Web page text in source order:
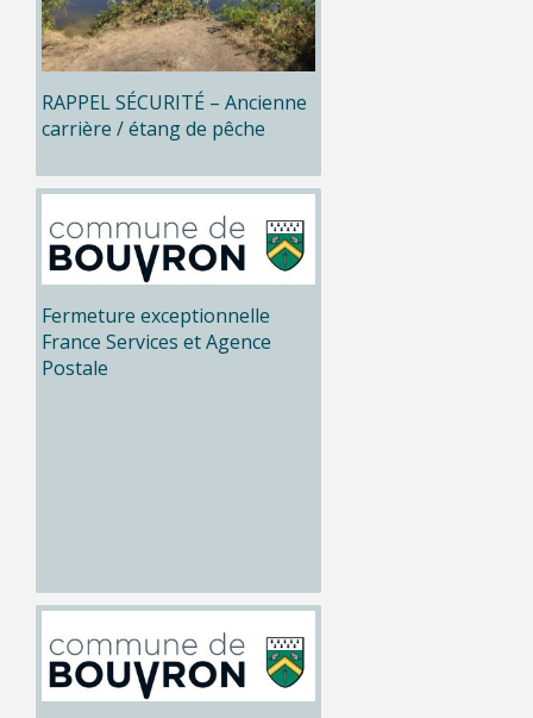
RAPPEL SÉCURITÉ – Ancienne
carrière / étang de pêche
Fermeture exceptionnelle
France Services et Agence
Postale